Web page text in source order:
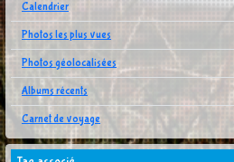
Calendrier
Photos les plus vues
Photos géolocalisées
Albums récents
Carnet de voyage